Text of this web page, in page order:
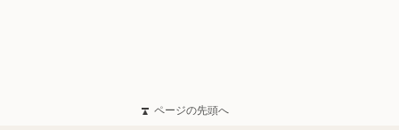
ページの先頭へ